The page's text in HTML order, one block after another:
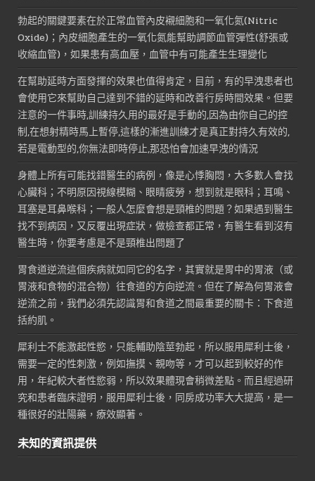
勃起的關鍵要素在於正常血管內皮襯細胞和一氧化氮(Nitric
Oxide)；內皮細胞產生的一氧化氮能幫助調節血管彈性(舒張或
收縮血管)，如果患有高血壓，血管中有可能產生生理變化
在幫助延時方面發揮的效果也值得肯定，目前，有的早洩患者也
會使用它來幫助自己達到不錯的延時和改善行房時間效果。但要
注意的一件事時,訓練持久用的最好是手動的,因為由你自己的控
制,在想射精時馬上暫停,這樣的漸進訓練才是真正對持久有效的,
若是電動型的,你無法即時停止,那恐怕會加速早洩的情況
身體上所有可能找錯醫生的病例，像是心悸胸悶，大多數人會找
心臟科；不明原因視線模糊、眼睛疲勞，想到就是眼科；耳鳴、
耳塞是耳鼻喉科；一般人怎麼會想是頸椎的問題？如果遇到醫生
找不到病因，又反覆出現症狀，做檢查都正常，有醫生看到沒有
醫生時，你要考慮是不是頸椎出問題了
胃食道逆流這個疾病就如同它的名字，其實就是胃中的胃液（或
胃液和食物的混合物）往食道的方向逆流。但在了解為何胃液會
逆流之前，我們必須先認識胃和食道之間最重要的關卡：下食道
括約肌。
犀利士不能激起性慾，只能輔助陰莖勃起，所以服用犀利士後，
需要一定的性刺激，例如撫摸、親吻等，才可以起到較好的作
用，年紀較大者性慾弱，所以效果體現會稍微差點。而且經過研
究和患者臨床證明，服用犀利士後，同房成功率大大提高，是一
種很好的壯陽藥，療效顯著。
未知的資訊提供